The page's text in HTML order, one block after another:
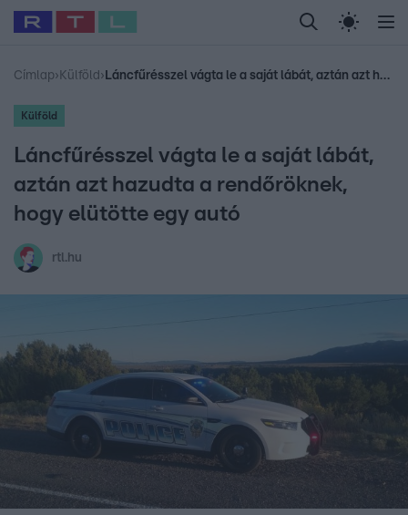
Legfrissebb RTL Híradó Randi Celeb vagyok,
Babits Marcella Most Wanted Gallusz
Címlap› Külföld › Láncfűrésszel vágta le a saját lábát, aztán azt hazudta a rendőröknek, hogy elütötte egy autó
Külföld
Láncfűrésszel vágta le a saját lábát,
aztán azt hazudta a rendőröknek,
hogy elütötte egy autó
rtl.hu